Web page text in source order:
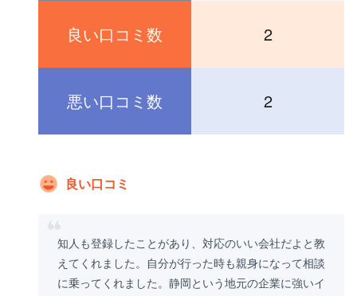
良い口コミ数 2
悪い口コミ数 2
良い口コミ
知人も登録したことがあり、対応のいい会社だよと教
えてくれました。自分が行った時も親身になって相談
に乗ってくれました。静岡という地元の企業に強いイ